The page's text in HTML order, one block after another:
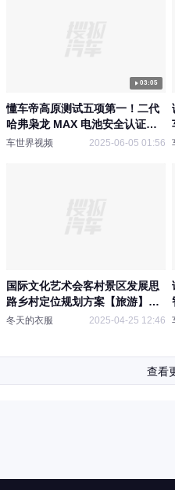
03:05
懂车帝高原测试五项第一！二代
哈弗枭龙 MAX 电池安全认证硬
核出圈
车世界视频 2025-06-05 01:56
国际文化艺术会客村景区发展思
路乡村定位规划方案【旅游】
【乡村文旅】【艺术文旅】【乡
冬天的衣服 2025-04-25 12:46
查看